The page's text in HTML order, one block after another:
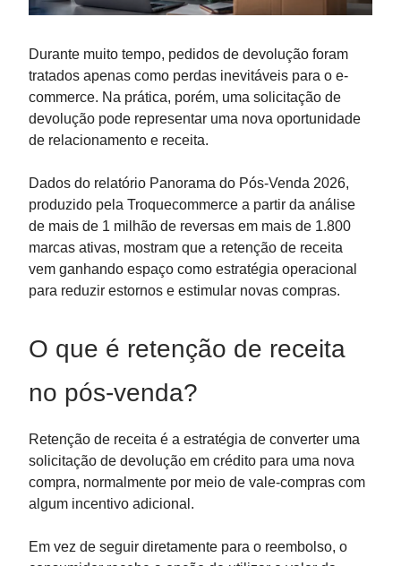
Durante muito tempo, pedidos de devolução foram
tratados apenas como perdas inevitáveis para o e-
commerce. Na prática, porém, uma solicitação de
devolução pode representar uma nova oportunidade
de relacionamento e receita.
Dados do relatório Panorama do Pós-Venda 2026,
produzido pela Troquecommerce a partir da análise
de mais de 1 milhão de reversas em mais de 1.800
marcas ativas, mostram que a retenção de receita
vem ganhando espaço como estratégia operacional
para reduzir estornos e estimular novas compras.
O que é retenção de receita
no pós-venda?
Retenção de receita é a estratégia de converter uma
solicitação de devolução em crédito para uma nova
compra, normalmente por meio de vale-compras com
algum incentivo adicional.
Em vez de seguir diretamente para o reembolso, o